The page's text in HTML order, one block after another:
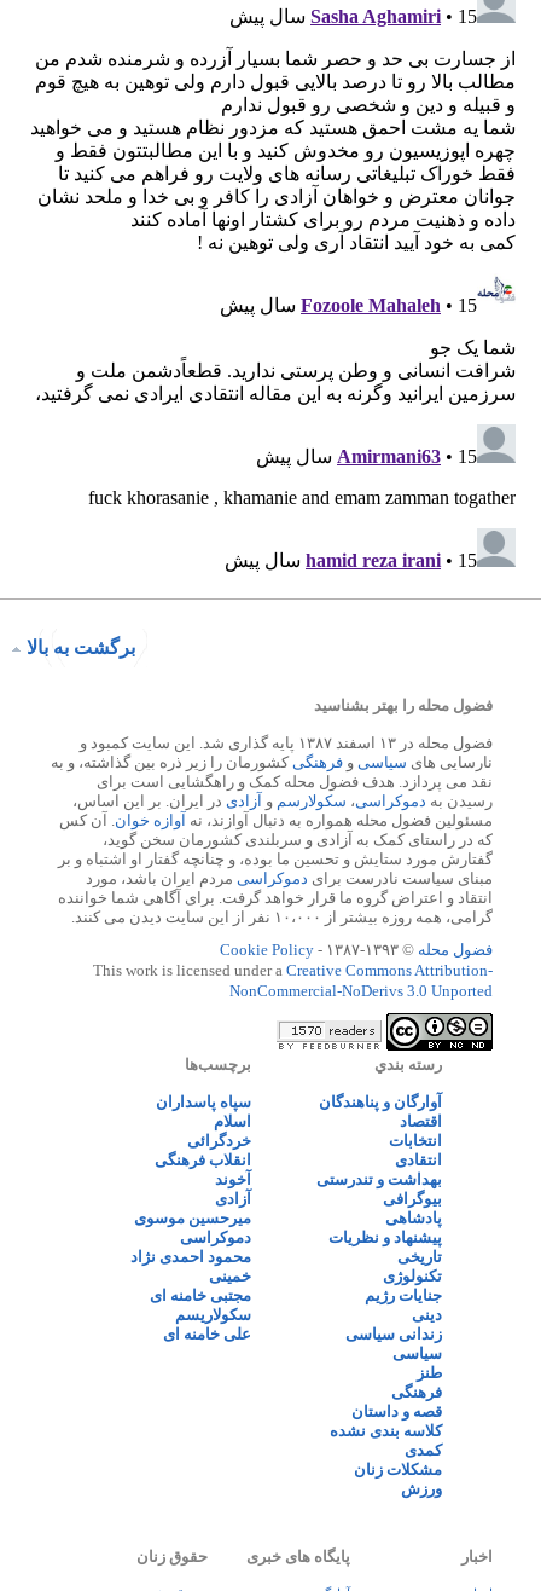
برگشت به بالا
فضول محله را بهتر بشناسید
فضول محله در ۱۳ اسفند ۱۳۸۷ پایه گذاری شد. این سایت کمبود و
نارسایی های سیاسی و فرهنگیکشورمان را زیر ذره بین گذاشته، و به
نقد می پردازد. هدف فضول محله کمک و راهگشایی است برای
رسیدن به دموکراسی، سکولارسم و آزادی در ایران. بر این اساس،
مسئولین فضول محله همواره به دنبال آوازند، نه آوازه خوان. آن کس
که در راستای کمک به آزادی و سربلندی کشورمان سخن گوید،
گفتارش مورد ستایش و تحسین ما بوده، و چنانچه گفتار او اشتباه و بر
مبنای سیاست نادرست برای دموکراسی مردم ایران باشد، مورد
انتقاد و اعتراض گروه ما قرار خواهد گرفت. برای آگاهی شما خواننده
گرامی، همه روزه بیشتر از ۱۰،۰۰۰ نفر از این سایت دیدن می کنند.
فضول محله © ۱۳۹۳-۱۳۸۷ -
Cookie Policy
This work is licensed under a Creative Commons Attribution-
NonCommercial-NoDerivs 3.0 Unported
رسته بندي
آوارگان و پناهندگان
اقتصاد
انتخابات
انتقادی
بهداشت و تندرستی
بیوگرافی
پادشاهی
پیشنهاد و نظریات
تاریخی
تکنولوژی
جنایات رژیم
دینی
زندانی سیاسی
سیاسی
طنز
فرهنگی
قصه و داستان
کلاسه بندی نشده
کمدی
مشکلات زنان
ورزش
برچسب‌ها
سپاه پاسداران
اسلام
خردگرائی
انقلاب فرهنگی
آخوند
آزادی
میرحسین موسوی
دموکراسی
محمود احمدی نژاد
خمینی
مجتبی خامنه ای
سکولاریسم
علی خامنه ای
اخبار پایگاه های خبری حقوق زنان